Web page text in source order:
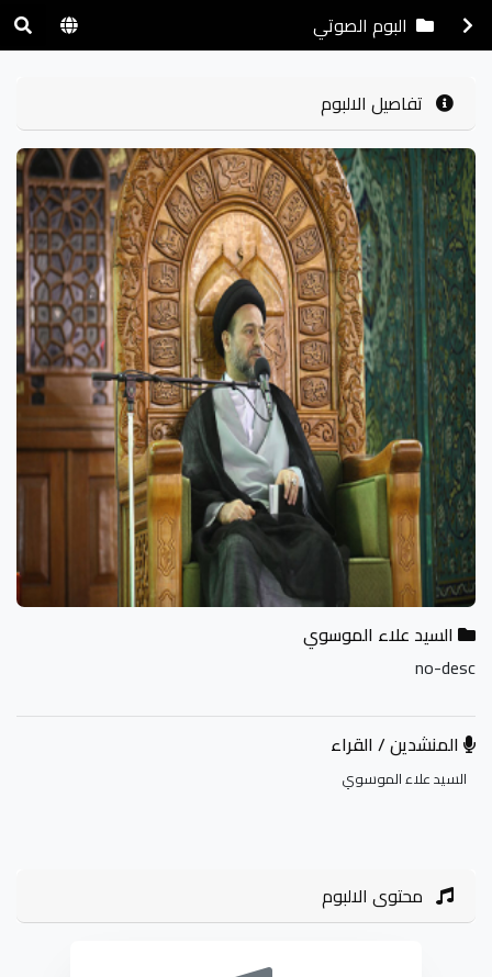
البوم الصوتي
تفاصيل الالبوم
السيد علاء الموسوي
no-desc
المنشدين / القراء
السيد علاء الموسوي
محتوى الالبوم